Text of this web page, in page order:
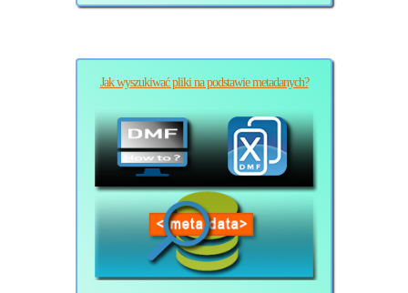
Jak wyszukiwać pliki na podstawie metadanych?